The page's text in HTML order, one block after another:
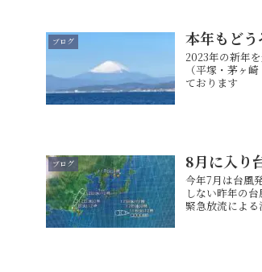
ブログ 本年もど
2023年の新年
（平塚・茅ヶ
ております
ブログ 8月に入り
今年7月は台風
しない昨年の
緊急放流による